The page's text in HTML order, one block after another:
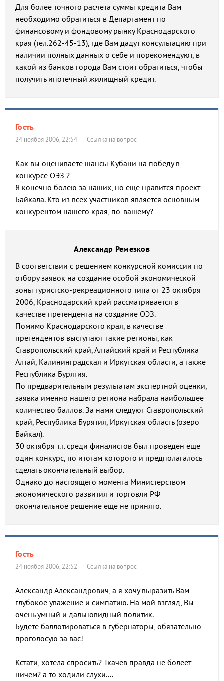
Для более точного расчета суммы кредита Вам
необходимо обратиться в Департамент по
финансовому и фондовому рынку Краснодарского
края (тел.262-45-13), где Вам дадут консультацию при
наличии полных данных о себе и порекомендуют, в
какой из банков города Вам стоит обратиться, чтобы
получить ипотечный жилищный кредит.
Гость
24 ноября 2006, 22:54 Ссылка на вопрос
Как вы оцениваете шансы Кубани на победу в
конкурсе ОЭЗ ?
Я конечно болею за наших, но еще нравится проект
Байкала. Кто из всех участников является основным
конкурентом нашего края, по-вашему?
Александр Ремезков
В соответствии с решением конкурсной комиссии по
отбору заявок на создание особой экономической
зоны туристско-рекреационного типа от 23 октября
2006, Краснодарский край рассматривается в
качестве претендента на создание ОЭЗ.
Помимо Краснодарского края, в качестве
претендентов выступают такие регионы, как
Ставропольский край, Алтайский край и Республика
Алтай, Калининградская и Иркутская области, а также
Республика Бурятия.
По предварительным результатам экспертной оценки,
заявка именно нашего региона набрала наибольшее
количество баллов. За нами следуют Ставропольский
край, Республика Бурятия, Иркутская область (озеро
Байкал).
30 октября т.г. среди финалистов был проведен еще
один конкурс, по итогам которого и предполагалось
сделать окончательный выбор.
Однако до настоящего момента Министерством
экономического развития и торговли РФ
окончательное решение еще не принято.
Гость
24 ноября 2006, 22:52 Ссылка на вопрос
Александр Александрович, а я хочу выразить Вам
глубокое уважение и симпатию. На мой взгляд, Вы
очень умный и дальновидный политик.
Будете баллотироваться в губернаторы, обязательно
проголосую за вас!
Кстати, хотела спросить? Ткачев правда не болеет
ничем? а то ходили слухи....